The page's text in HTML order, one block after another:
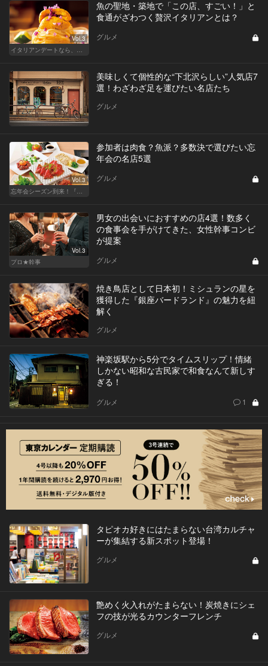
Vol.3
イタリアンデートなら、東京屈指の美味しい人気店へ
魚の聖地・築地で「この店、すごい！」と
食通がざわつく贅沢イタリアンとは？
グルメ
美味しくて個性的な“下北沢らしい”人気店7
選！わざわざ足を運びたい名店たち
グルメ
Vol.3
忘年会シーズン到来！『東カレ』がお店選びをお手伝い！
参加者は肉食？魚派？多数決で選びたい忘
年会の名店5選
グルメ
Vol.3
プロ★幹事
男女の出会いにおすすめの店4選！数多く
の食事会を手がけてきた、女性幹事コンビ
が提案
グルメ
焼き鳥店として日本初！ミシュランの星を
獲得した『銀座バードランド』の魅力を紐
解く
グルメ
神楽坂駅から5分でタイムスリップ！情緒
しかない昭和な古民家で和食なんて新しす
ぎる！
グルメ 1
タピオカ好きにはたまらない台湾カルチャ
ーが集結する新スポット登場！
グルメ
艶めく火入れがたまらない！炭焼きにシェ
フの技が光るカウンターフレンチ
グルメ